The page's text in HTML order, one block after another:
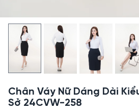
Chân Váy Nữ Dáng Dài
Sở 24CVW-258